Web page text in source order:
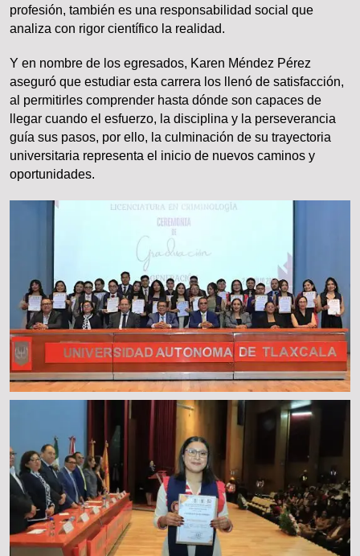
profesión, también es una responsabilidad social que
analiza con rigor científico la realidad.
Y en nombre de los egresados, Karen Méndez Pérez
aseguró que estudiar esta carrera los llenó de satisfacción,
al permitirles comprender hasta dónde son capaces de
llegar cuando el esfuerzo, la disciplina y la perseverancia
guía sus pasos, por ello, la culminación de su trayectoria
universitaria representa el inicio de nuevos caminos y
oportunidades.